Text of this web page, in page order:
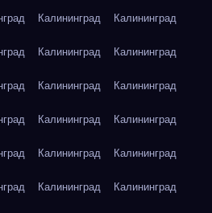
Калининград Калининград
Калининград Калининград
Калининград Калининград
Калининград Калининград
Калининград Калининград
Калининград Калининград